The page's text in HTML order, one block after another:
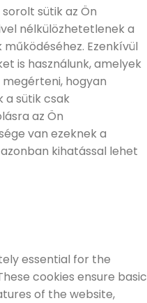
sütik az Ön
nélkülözhetetlenek a
Ezenkívül
is használunk, amelyek
hogyan
a sütik csak
az Ön
van ezeknek a
kihatással lehet
essential for the
cookies ensure basic
of the website,